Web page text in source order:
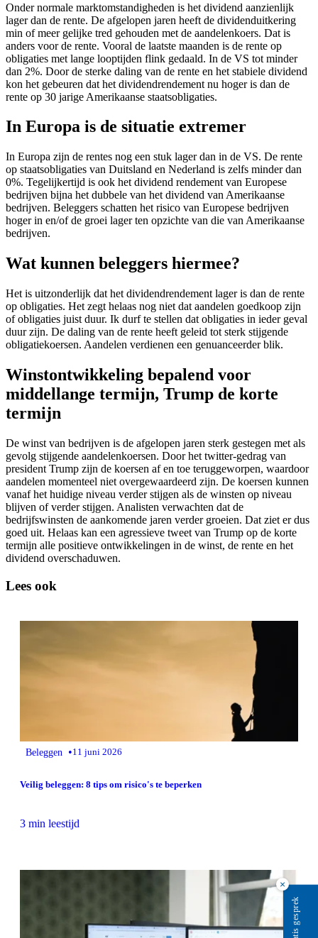
Onder normale marktomstandigheden is het dividend aanzienlijk
lager dan de rente. De afgelopen jaren heeft de dividenduitkering
min of meer gelijke tred gehouden met de aandelenkoers. Dat is
anders voor de rente. Vooral de laatste maanden is de rente op
obligaties met lange looptijden flink gedaald. In de VS tot minder
dan 2%. Door de sterke daling van de rente en het stabiele dividend
kon het gebeuren dat het dividendrendement nu hoger is dan de
rente op 30 jarige Amerikaanse staatsobligaties.
In Europa is de situatie extremer
In Europa zijn de rentes nog een stuk lager dan in de VS. De rente
op staatsobligaties van Duitsland en Nederland is zelfs minder dan
0%. Tegelijkertijd is ook het dividend rendement van Europese
bedrijven bijna het dubbele van het dividend van Amerikaanse
bedrijven. Beleggers schatten het risico van Europese bedrijven
hoger in en/of de groei lager ten opzichte van die van Amerikaanse
bedrijven.
Wat kunnen beleggers hiermee?
Het is uitzonderlijk dat het dividendrendement lager is dan de rente
op obligaties. Het zegt helaas nog niet dat aandelen goedkoop zijn
of obligaties juist duur. Ik durf te stellen dat obligaties in ieder geval
duur zijn. De daling van de rente heeft geleid tot sterk stijgende
obligatiekoersen. Aandelen verdienen een genuanceerder blik.
Winstontwikkeling bepalend voor
middellange termijn, Trump de korte
termijn
De winst van bedrijven is de afgelopen jaren sterk gestegen met als
gevolg stijgende aandelenkoersen. Door het twitter-gedrag van
president Trump zijn de koersen af en toe teruggeworpen, waardoor
aandelen momenteel niet overgewaardeerd zijn. De koersen kunnen
vanaf het huidige niveau verder stijgen als de winsten op niveau
blijven of verder stijgen. Analisten verwachten dat de
bedrijfswinsten de aankomende jaren verder groeien. Dat ziet er dus
goed uit. Helaas kan een agressieve tweet van Trump op de korte
termijn alle positieve ontwikkelingen in de winst, de rente en het
dividend overschaduwen.
Lees ook
Beleggen •11 juni 2026
Veilig beleggen: 8 tips om risico's te beperken
3 min leestijd
×